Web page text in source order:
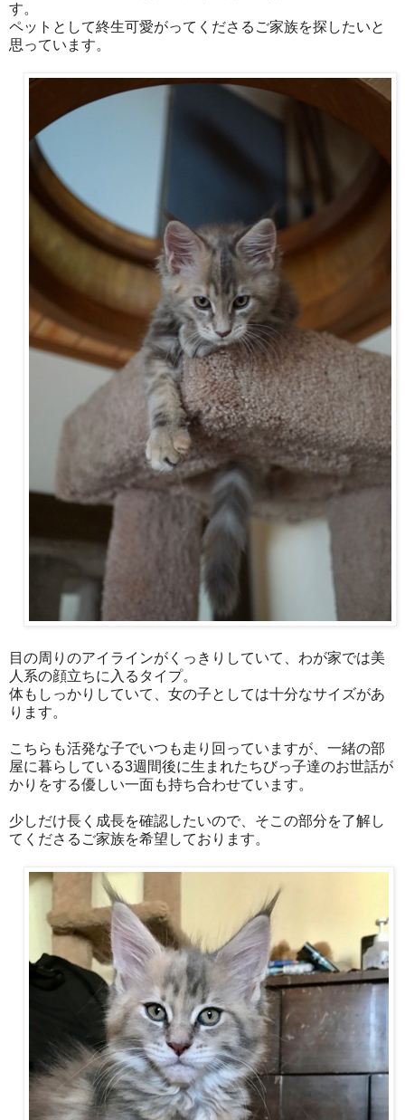
す。
ペットとして終生可愛がってくださるご家族を探したいと
思っています。
目の周りのアイラインがくっきりしていて、わが家では美
人系の顔立ちに入るタイプ。
体もしっかりしていて、女の子としては十分なサイズがあ
ります。
こちらも活発な子でいつも走り回っていますが、一緒の部
屋に暮らしている3週間後に生まれたちびっ子達のお世話が
かりをする優しい一面も持ち合わせています。
少しだけ長く成長を確認したいので、そこの部分を了解し
てくださるご家族を希望しております。